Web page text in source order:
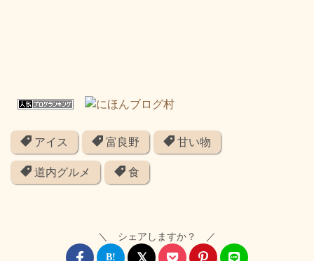
アイス 富良野 甘い物
道内グルメ 食
＼ シェアしますか？ ／